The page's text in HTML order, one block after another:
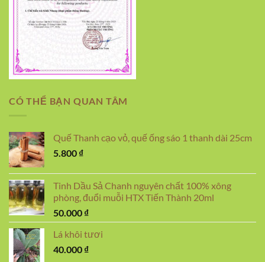
CÓ THỂ BẠN QUAN TÂM
Quế Thanh cạo vỏ, quế ống sáo 1 thanh dài 25cm
5.800 ₫
Tinh Dầu Sả Chanh nguyên chất 100% xông
phòng, đuổi muỗi HTX Tiến Thành 20ml
50.000 ₫
Lá khôi tươi
40.000 ₫